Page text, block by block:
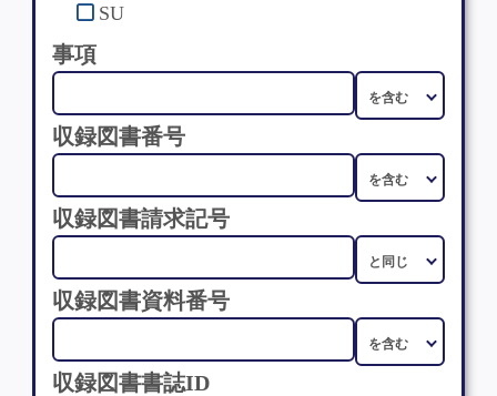
SU
事項
収録図書番号
収録図書請求記号
収録図書資料番号
収録図書書誌ID